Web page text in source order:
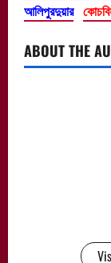
আলিপুরদুয়ার
ABOUT THE